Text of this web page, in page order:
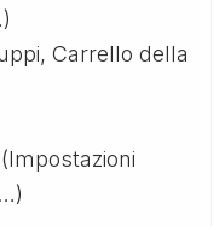
Carrello della